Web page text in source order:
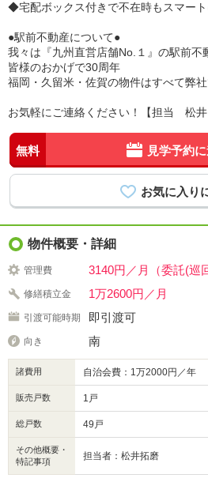
◆宅配ボックス付きで不在時もスマート
●駅前不動産について●
我々は『九州直営店舗No.１』の駅前不
皆様のおかげで30周年
福岡・久留米・佐賀の物件はすべて弊
お気軽にご連絡ください！【担当 松井
無料 見学予約
物件概要・詳細
管理費 3140円／月（委託(巡
修繕積立金 1万2600円／月
引渡可能時期 即引渡可
向き 南
諸費用 自治会費：1万2000円／年
販売戸数 1戸
総戸数 49戸
その他概要・
特記事項
担当者：松井拓磨